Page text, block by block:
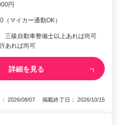
円
マイカー通勤OK）
三級自動車整備士以上あれば尚可
あれば尚可
詳細を見る
： 2026/08/07 掲載終了日： 2026/10/15